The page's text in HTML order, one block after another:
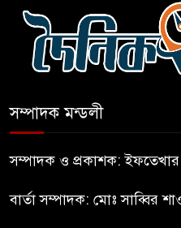
এআই
সম্পাদক মন্ডলী
সম্পাদক ও প্রকাশক:
বার্তা সম্পাদক: মোঃ সাব্বির